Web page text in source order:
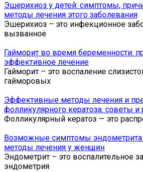
Эшерихиоз у детей: симптомы,
методы лечения этого заболевания
Эшерихиоз – это инфекционное
вызванное
Гайморит во время беременности:
эффективное лечение
Гайморит – это воспаление
гайморовых
Эффективные методы лечения и
фолликулярного кератоза: советы
Фолликулярный кератоз — это
Возможные симптомы
методы лечения у женщин
Эндометрит – это воспалительное
эндометрия